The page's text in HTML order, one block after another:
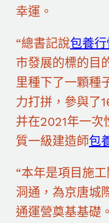
幸運。
“總書記說包養
市發展的標的目
里種下了一顆種
力打拼，參與了
并在2021年一次
質一級建造師包
“本年是項目施
洞通，為京唐城
通運營奠基基礎